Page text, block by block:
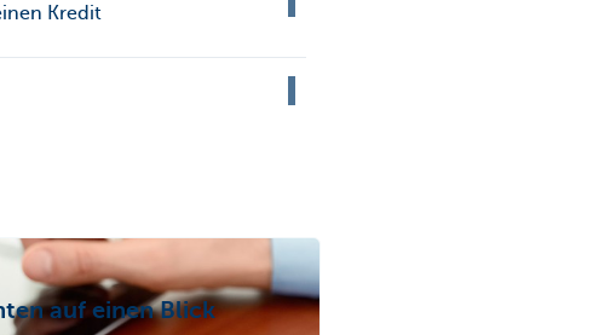
Kredit
auf einen Blick